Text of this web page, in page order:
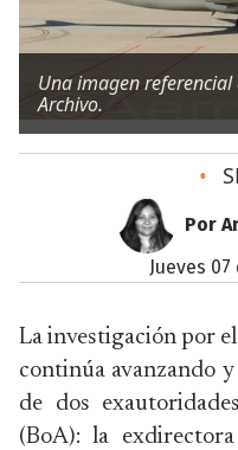
Una imagen referencial
Archivo.
•
Por
jueves
La investigación por el
continúa avanzando
de dos
(BoA): la